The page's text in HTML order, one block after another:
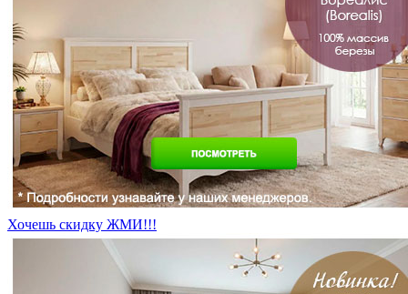
Хочешь скидку ЖМИ!!!